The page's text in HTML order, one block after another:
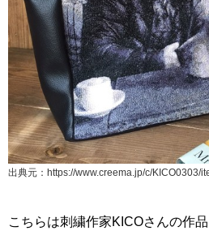
出典元：https://www.creema.jp/c/KICO0303/
こちらは刺繍作家KICOさんの作